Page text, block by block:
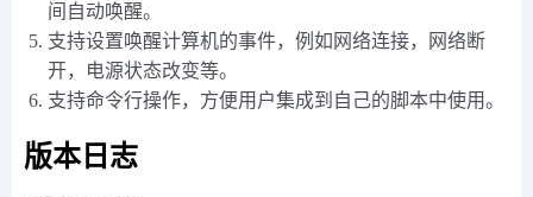
间自动唤醒。
支持设置唤醒计算机的事件，例如网络连接，网络断
开，电源状态改变等。
支持命令行操作，方便用户集成到自己的脚本中使用。
版本日志